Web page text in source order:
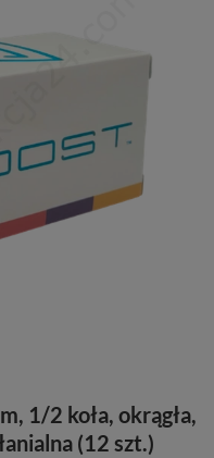
1/2 koła, okrągła,
(12 szt.)